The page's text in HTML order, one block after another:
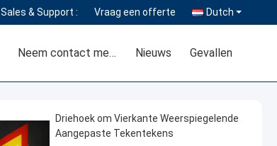
Sales & Support : Vraag een offerte Dutch
Neem contact met ons op Nieuws Gevallen
Driehoek om Vierkante Weerspiegelende
Aangepaste Tekentekens